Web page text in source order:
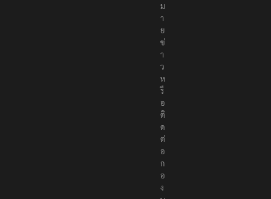
ม
า
ย
ข่
า
ว
ห
รื
อ
ติ
ด
ต่
อ
ก
อ
ง